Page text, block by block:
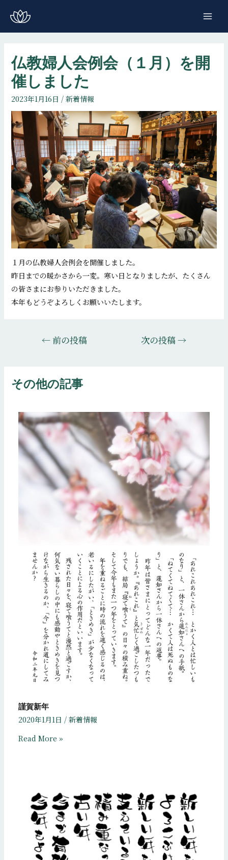
テ
仏教婦人会例会（１月）を開
催しました
2023年1月16日 / 新着情報
１月の仏教婦人会例会を開催しました。
昨日までの暖かさから一変。寒い日となりましたが、たくさん
の皆さまにお参りいただきました。
本年もどうぞよろしくお願いいたします。
ゲ
シ
ョ
ン
←前の投稿 次の投稿→
その他の記事
謹賀新年
2020年1月1日 / 新着情報
Read More »